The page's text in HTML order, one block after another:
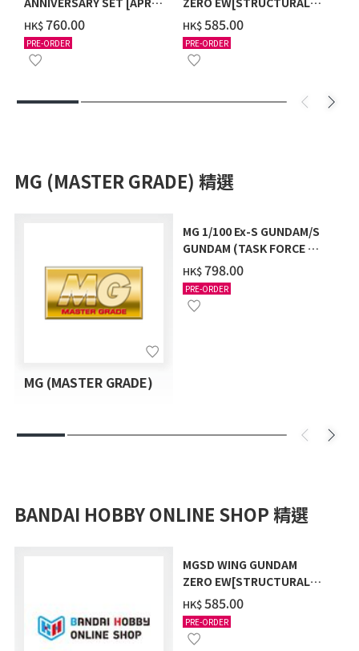
2027 DELIVERY]
HK$‌760.00
PRE-ORDER
COATING/BLACK] [2026年
12月發送]
HK$‌585.00
PRE-ORDER
MG (MASTER GRADE) 精選
MG (MASTER GRADE)
MG 1/100 Ex-S GUNDAM/S
GUNDAM (TASK FORCE α
Ver.) [2026年10月發送]
HK$‌798.00
PRE-ORDER
BANDAI HOBBY ONLINE SHOP 精選
MGSD WING GUNDAM
ZERO EW[STRUCTURAL
COATING/BLACK] [2026年
12月發送]
HK$‌585.00
PRE-ORDER